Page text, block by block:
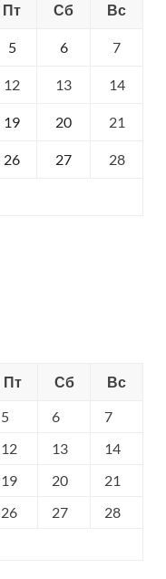
Пт Сб Вс
5 6 7
12 13 14
19 20 21
26 27 28
Пт Сб
Вс
5 6
7
12 13
14
19 20
21
26 27
28